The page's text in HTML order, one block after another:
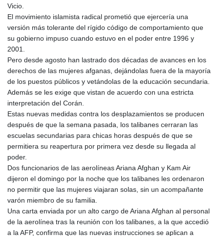
Vicio.
El movimiento islamista radical prometió que ejercería una
versión más tolerante del rígido código de comportamiento que
su gobierno impuso cuando estuvo en el poder entre 1996 y
2001.
Pero desde agosto han lastrado dos décadas de avances en los
derechos de las mujeres afganas, dejándolas fuera de la mayoría
de los puestos públicos y vetándolas de la educación secundaria.
Además se les exige que vistan de acuerdo con una estricta
interpretación del Corán.
Estas nuevas medidas contra los desplazamientos se producen
después de que la semana pasada, los talibanes cerraran las
escuelas secundarias para chicas horas después de que se
permitiera su reapertura por primera vez desde su llegada al
poder.
Dos funcionarios de las aerolíneas Ariana Afghan y Kam Air
dijeron el domingo por la noche que los talibanes les ordenaron
no permitir que las mujeres viajaran solas, sin un acompañante
varón miembro de su familia.
Una carta enviada por un alto cargo de Ariana Afghan al personal
de la aerolínea tras la reunión con los talibanes, a la que accedió
a la AFP, confirma que las nuevas instrucciones se aplican a